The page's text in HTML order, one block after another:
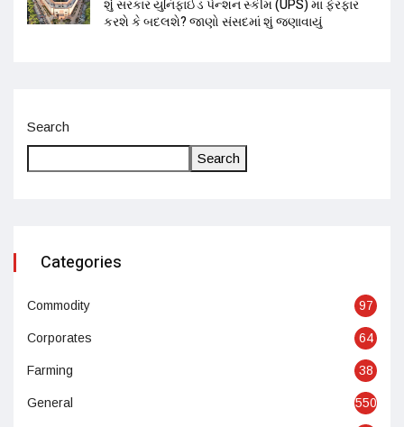
શું સરકાર યુનિફાઈડ પેન્શન સ્કીમ (UPS) માં ફેરફાર
કરશે કે બદલશે? જાણો સંસદમાં શું જણાવાયું
Search
Search
Categories
Commodity 97
Corporates 64
Farming 38
General 550